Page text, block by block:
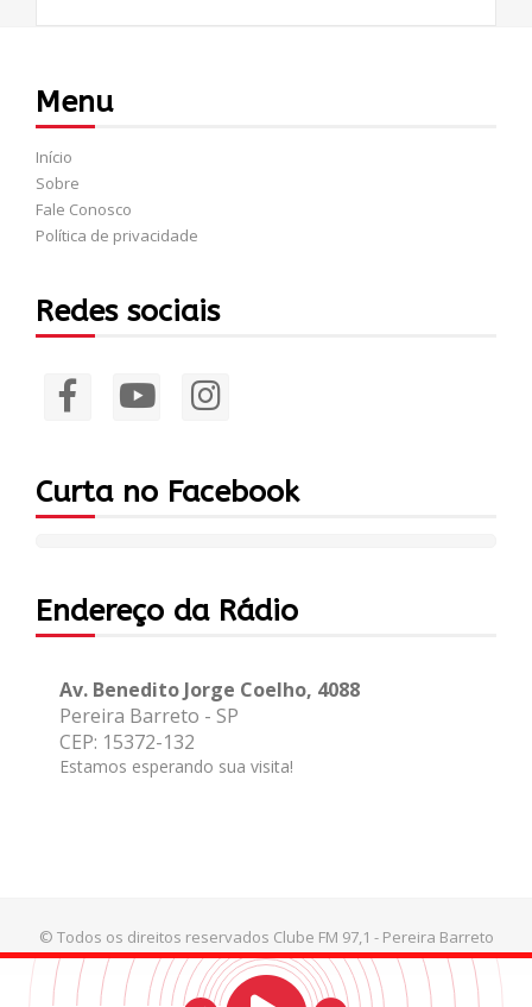
Menu
Início
Sobre
Fale Conosco
Política de privacidade
Redes sociais
Curta no Facebook
Endereço da Rádio
Av. Benedito Jorge Coelho, 4088
Pereira Barreto - SP
CEP: 15372-132
Estamos esperando sua visita!
© Todos os direitos reservados Clube FM 97,1 - Pereira Barreto